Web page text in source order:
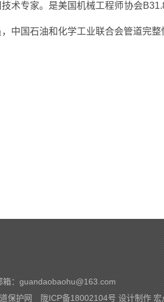
术专家。是美国机械工程师协会
中国石油和化学工业联合会管道完整
： guandaobaohu@163.com
保护网 陇ICP备18002104号 设计制作 宏